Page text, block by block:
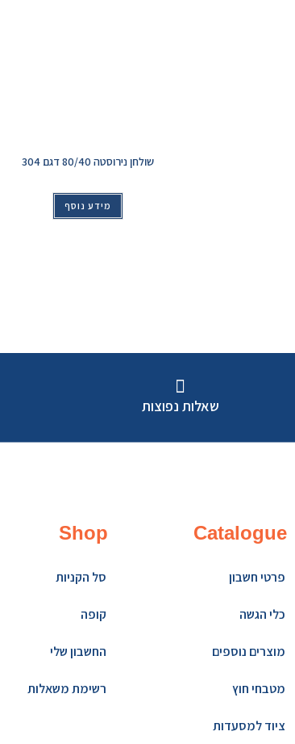
שולחן נירוסטה 80/40 דגם 304
מידע נוסף
שאלות נפוצות
Catalogue
פרטי חשבון
כלי הגשה
מוצרים נוספים
מטבחי חוץ
ציוד למסעדות
Shop
סל הקניות
קופה
החשבון שלי
רשימת משאלות